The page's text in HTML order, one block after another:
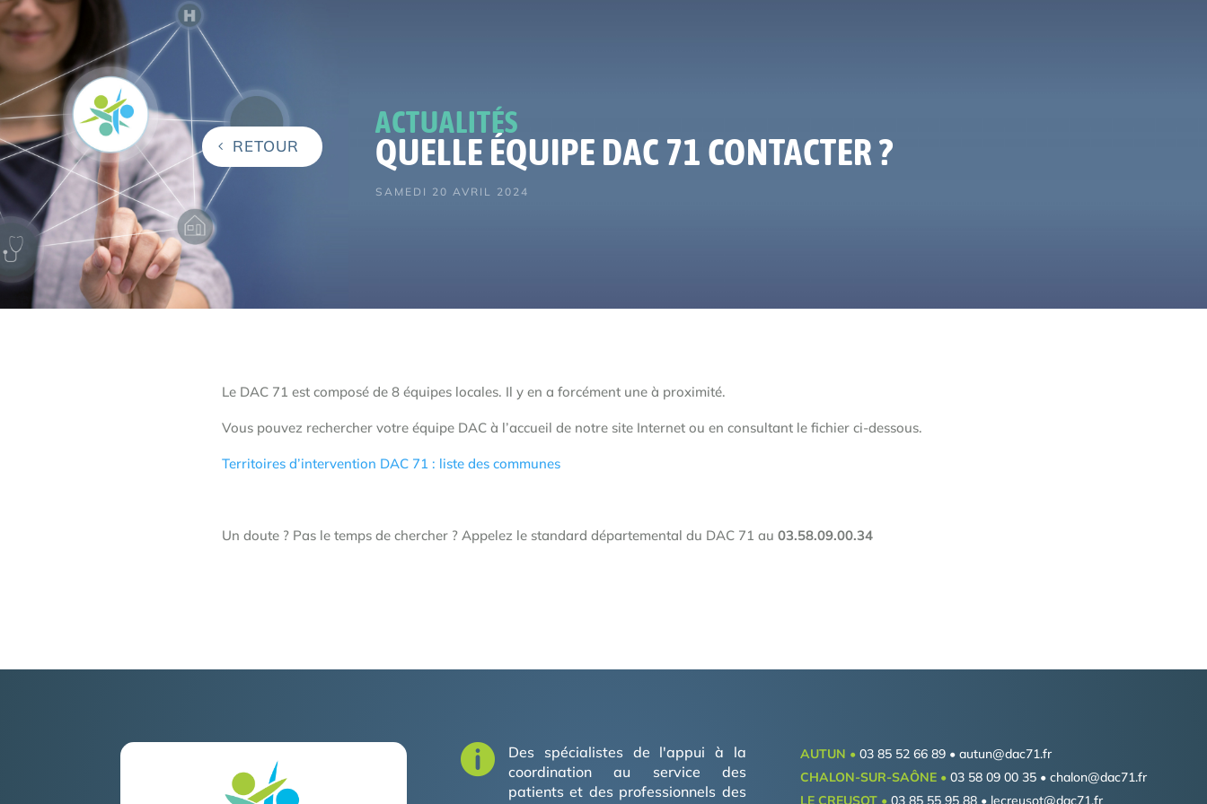
RETOUR
ACTUALITÉS
QUELLE ÉQUIPE DAC 71 CONTACTER ?
SAMEDI 20 AVRIL 2024
Le DAC 71 est composé de 8 équipes locales. Il y en a forcément une à proximité.
Vous pouvez rechercher votre équipe DAC à l’accueil de notre site Internet ou en consultant le fichier ci-dessous.
Territoires d’intervention DAC 71 : liste des communes
Un doute ? Pas le temps de chercher ? Appelez le standard départemental du DAC 71 au 03.58.09.00.34

Des spécialistes de l'appui à la
coordination au service des
patients et des professionnels des
AUTUN •03 85 52 66 89 • autun@dac71.fr
CHALON-SUR-SAÔNE •03 58 09 00 35 • chalon@dac71.fr
LE CREUSOT •03 85 55 95 88 • lecreusot@dac71.fr